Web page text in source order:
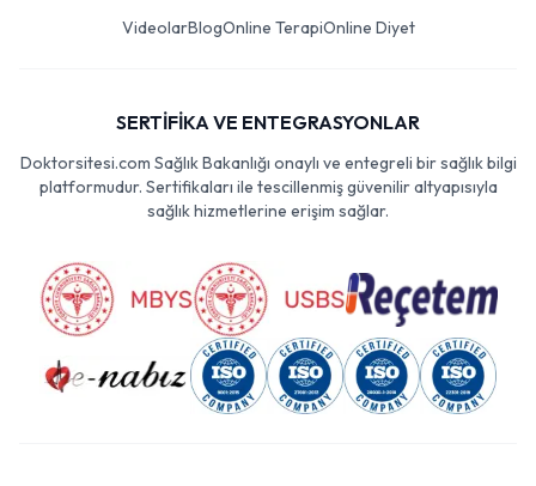
VideolarBlogOnline TerapiOnline Diyet
SERTİFİKA VE ENTEGRASYONLAR
Doktorsitesi.com Sağlık Bakanlığı onaylı ve entegreli bir sağlık bilgi
platformudur. Sertifikaları ile tescillenmiş güvenilir altyapısıyla
sağlık hizmetlerine erişim sağlar.